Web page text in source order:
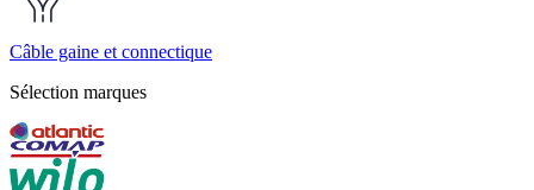
Câble gaine et connectique
Sélection marques